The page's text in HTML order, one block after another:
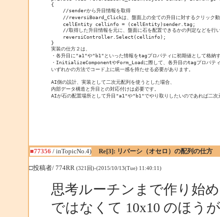
{
    //senderから升目情報を取得
//reversiBoard_Clickは、盤面上の全ての升目に対するクリック
    cellEntity cellinfo = (cellEntity)sender.tag;
//取得した升目情報を元に、盤面に石を配置できるかの判定などを行
    reversiController.Select(cellinfo);
}
実装の仕方２は、
・各升目に"a1"や"b1"といった情報をtagプロパティに初期値として格納
・InitializeComponentやForm_Loadに際して、各升目のtagプロパ
いずれかの方法でコード上に統一感を持たせる必要があります。
AI側の設計、実装として二次元配列を使うとした場合、
内部データ構造と升目との対応付けは必要です。
AIが石の配置場所として升目"a1"や"b1"でやり取りしたいのであれば二次
■77356 / inTopicNo.4) Re[3]: リバーシ（オセロ）の配列の仕方
□投稿者/ 774RR (321回)-(2015/10/13(Tue) 11:40:11)
思考ルーチンまで作り始
ではなくて 10x10 のほう